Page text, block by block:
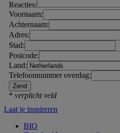
Reacties:
Voornaam:
Achternaam:
Adres:
Stad:
Postcode:
Land:
Telefoonnummer overdag:
* verplicht veld
Laat je inspireren
BIO